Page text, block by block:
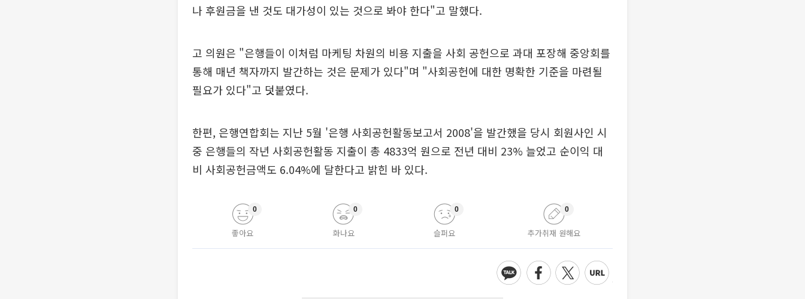
나 후원금을 낸 것도 대가성이 있는 것으로 봐야 한다"고 말했다.
고 의원은 "은행들이 이처럼 마케팅 차원의 비용 지출을 사회 공헌으로 과대 포장해 중앙회를
통해 매년 책자까지 발간하는 것은 문제가 있다"며 "사회공헌에 대한 명확한 기준을 마련될
필요가 있다"고 덧붙였다.
한편, 은행연합회는 지난 5월 '은행 사회공헌활동보고서 2008'을 발간했을 당시 회원사인 시
중 은행들의 작년 사회공헌활동 지출이 총 4833억 원으로 전년 대비 23% 늘었고 순이익 대
비 사회공헌금액도 6.04%에 달한다고 밝힌 바 있다.
좋아요
0
화나요
0
슬퍼요
0
추가취재 원해요
0